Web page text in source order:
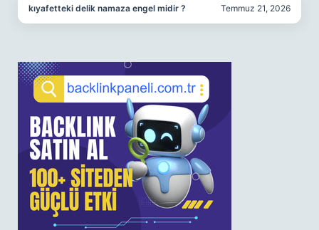
kıyafetteki delik namaza engel midir ? Temmuz 21, 2026